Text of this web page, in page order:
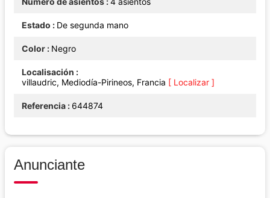
Estado De segunda mano
Color Negro
Localisación
villaudric, Mediodía-Pirineos, Francia [ Localizar ]
Referencia 644874
Anunciante